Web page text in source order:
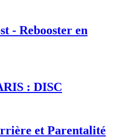
- Rebooster en
: DISC
et Parentalité